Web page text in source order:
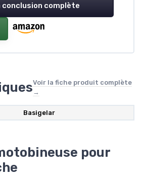
conclusion complète
Voir la fiche produit complète
→
Basigelar
pour